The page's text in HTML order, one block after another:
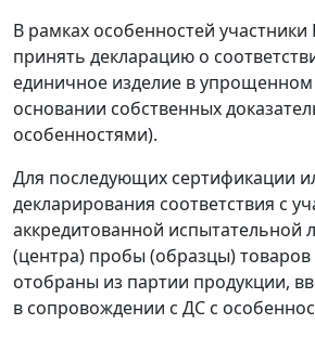
В рамках особенностей
принять декларацию о
единичное изделие в упрощенном
основании собственных
особенностями).
Для последующих сертификации
декларирования соответствия с
аккредитованной испытательной
(центра) пробы (образцы) товаров
отобраны из партии продукции,
в сопровождении с ДС с